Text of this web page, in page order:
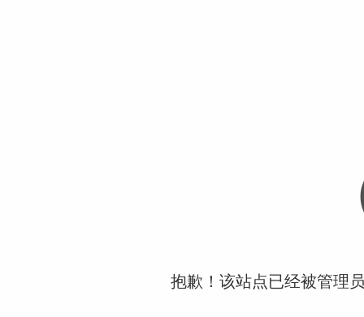
抱歉！该站点已经被管理